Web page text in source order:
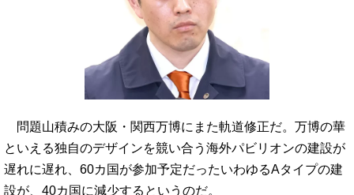
問題山積みの大阪・関西万博にまた軌道修正だ。万博の華
といえる独自のデザインを競い合う海外パビリオンの建設が
遅れに遅れ、60カ国が参加予定だったいわゆるAタイプの建
設が、40カ国に減少するというのだ。